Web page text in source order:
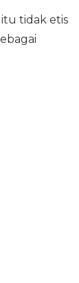
tidak etis